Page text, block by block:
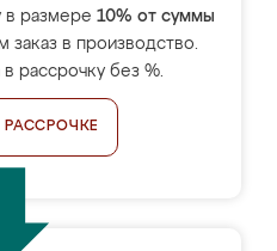
в размере 10% от суммы
заказ в производство.
рассрочку без %.